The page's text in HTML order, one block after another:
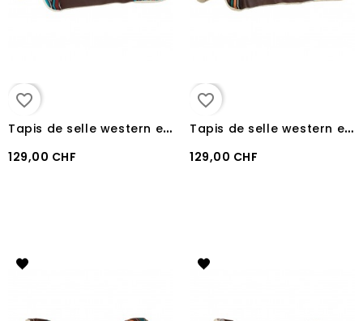
favorite_border
T
apis de selle western en laine synthétique pool's SKY BLUE/RED
129,00 CHF
favorite_border
T
apis de selle western en laine synthétique pool's TURQUOISE/ORANGE
129,00 CHF